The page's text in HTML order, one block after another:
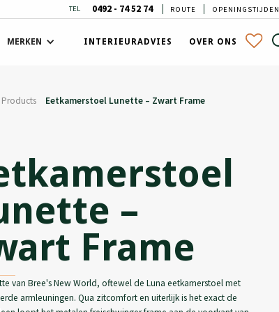
TEL 0492 - 74 52 74 ROUTE OPENINGSTIJDEN
MERKEN INTERIEURADVIES OVER ONS
Products Eetkamerstoel Lunette – Zwart Frame
–
Frame
van Bree's New World, oftewel de Luna eetkamerstoel met
armleuningen. Qua zitcomfort en uiterlijk is het exact de